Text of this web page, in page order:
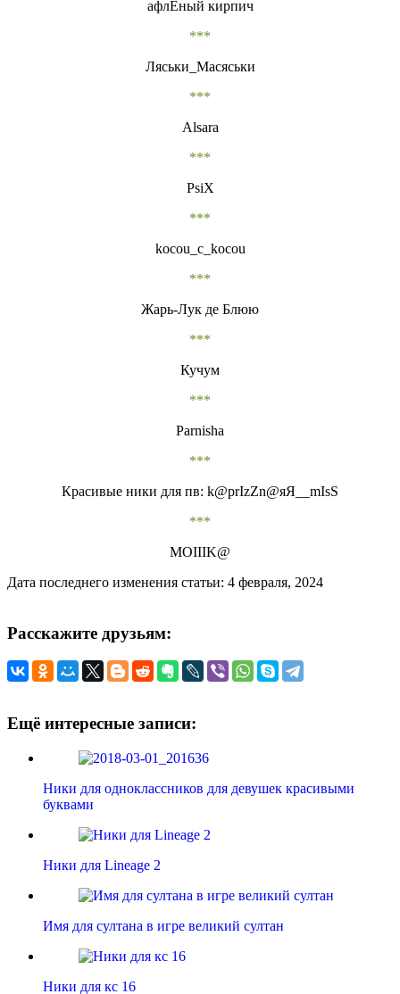
афлЁный кирпич
***
Ляськи_Масяськи
***
Alsara
***
PsiX
***
kocou_c_kocou
***
Жарь-Лук де Блюю
***
Кучум
***
Parnisha
***
Красивые ники для пв: k@prIzZn@яЯ__mIsS
***
МOIIIK@
Дата последнего изменения статьи: 4 февраля, 2024
Расскажите друзьям:
Ещё интересные записи:
Ники для одноклассников для девушек красивыми
буквами
Ники для Lineage 2
Имя для султана в игре великий султан
Ники для кс 16